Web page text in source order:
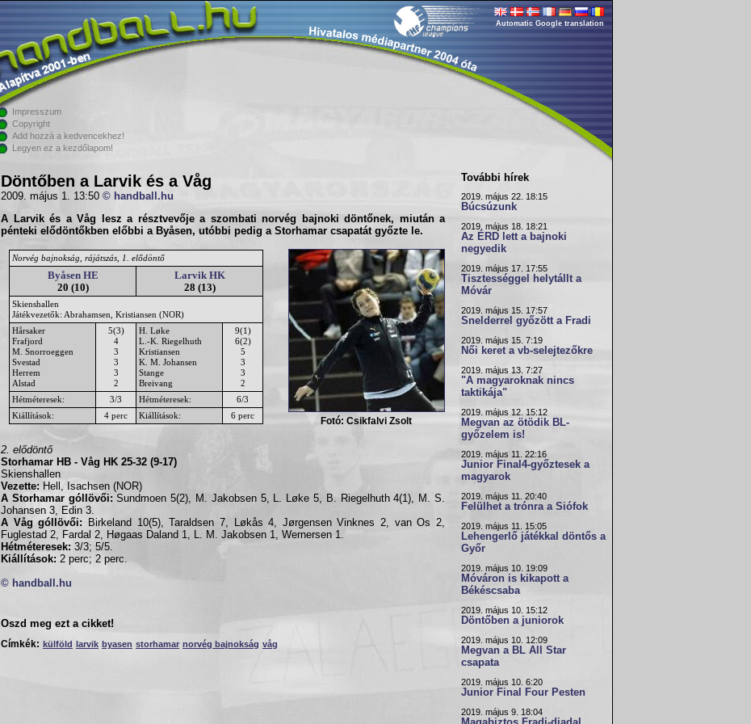
Automatic Google translation
Impresszum
Copyright
Add hozzá a kedvencekhez!
Legyen ez a kezdőlapom!
Döntőben a Larvik és a Våg
2009. május 1. 13:50 © handball.hu
A Larvikés a Våg lesz a résztvevője a szombati norvég bajnoki döntőnek, miután a
pénteki elődöntőkben előbbi a Byåsen, utóbbi pedig a Storhamar csapatát győzte le.
Fotó: Csikfalvi Zsolt
Norvég bajnokság, rájátszás, 1. elődöntő
Byåsen HE
20 (10)
Larvik HK
28 (13)
Skienshallen
Játékvezetők: Abrahamsen, Kristiansen (NOR)
Hårsaker
Frafjord
M. Snorroeggen
Svestad
Herrem
Alstad
5(3)
4
3
3
3
2
H. Løke
L.-K. Riegelhuth
Kristiansen
K. M. Johansen
Stange
Breivang
9(1)
6(2)
5
3
3
2
Hétméteresek:
3/3 Hétméteresek:
6/3
Kiállítások:
4 perc Kiállítások: 6 perc
2. elődöntő
Storhamar HB - Våg HK 25-32 (9-17)
Skienshallen
Vezette: Hell, Isachsen (NOR)
A Storhamar góllövői: Sundmoen 5(2), M. Jakobsen 5, L. Løke 5, B. Riegelhuth 4(1), M. S.
Johansen 3, Edin 3.
A Våg góllövői: Birkeland 10(5), Taraldsen 7, Løkås 4, Jørgensen Vinknes 2, van Os 2,
Fuglestad 2, Fardal 2, Høgaas Daland 1, L. M. Jakobsen 1, Wernersen 1.
Hétméteresek: 3/3; 5/5.
Kiállítások: 2 perc; 2 perc.
© handball.hu
Oszd meg ezt a cikket!
Címkék: külföld larvik byasen storhamar norvég bajnokság våg
További hírek
2019. május 22. 18:15
Búcsúzunk
2019. május 18. 18:21
Az ÉRD lett a bajnoki
negyedik
2019. május 17. 17:55
Tisztességgel helytállt a
Móvár
2019. május 15. 17:57
Snelderrel győzött a Fradi
2019. május 15. 7:19
Női keret a vb-selejtezőkre
2019. május 13. 7:27
"A magyaroknak nincs
taktikája"
2019. május 12. 15:12
Megvan az ötödik BL-
győzelem is!
2019. május 11. 22:16
Junior Final4-győztesek a
magyarok
2019. május 11. 20:40
Felülhet a trónra a Siófok
2019. május 11. 15:05
Lehengerlő játékkal döntős a
Győr
2019. május 10. 19:09
Móváron is kikapott a
Békéscsaba
2019. május 10. 15:12
Döntőben a juniorok
2019. május 10. 12:09
Megvan a BL All Star
csapata
2019. május 10. 6:20
Junior Final Four Pesten
2019. május 9. 18:04